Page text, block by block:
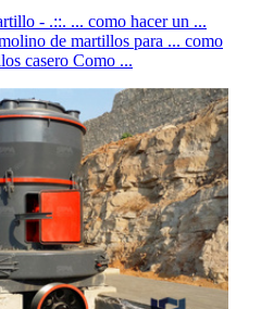
- .::. ... como hacer un ...
de martillos para ... como
casero Como ...